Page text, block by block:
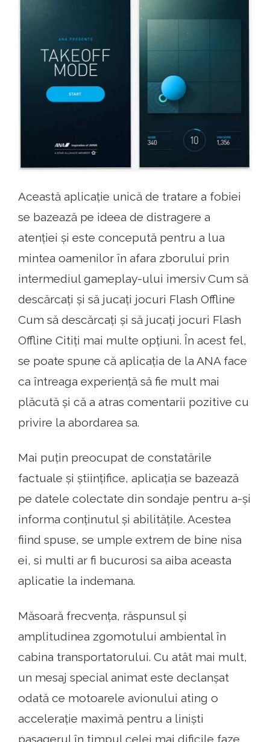
Această aplicație unică de tratare a fobiei
se bazează pe ideea de distragere a
atenției și este concepută pentru a lua
mintea oamenilor în afara zborului prin
intermediul gameplay-ului imersiv Cum să
descărcați și să jucați jocuri Flash Offline
Cum să descărcați și să jucați jocuri Flash
Offline Citiți mai multe opțiuni. În acest fel,
se poate spune că aplicația de la ANA face
ca întreaga experiență să fie mult mai
plăcută și că a atras comentarii pozitive cu
privire la abordarea sa.
Mai puțin preocupat de constatările
factuale și științifice, aplicația se bazează
pe datele colectate din sondaje pentru a-și
informa conținutul și abilitățile. Acestea
fiind spuse, se umple extrem de bine nisa
ei, si multi ar fi bucurosi sa aiba aceasta
aplicatie la indemana.
Măsoară frecvența, răspunsul și
amplitudinea zgomotului ambiental în
cabina transportatorului. Cu atât mai mult,
un mesaj special animat este declanșat
odată ce motoarele avionului ating o
accelerație maximă pentru a liniști
pasagerul în timpul celei mai dificile faze